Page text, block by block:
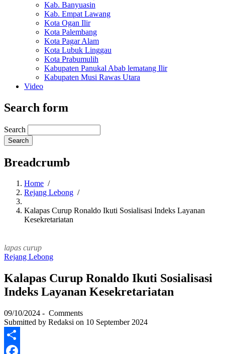
Kab. Banyuasin
Kab. Empat Lawang
Kota Ogan Ilir
Kota Palembang
Kota Pagar Alam
Kota Lubuk Linggau
Kota Prabumulih
Kabupaten Panukal Abab lematang Ilir
Kabupaten Musi Rawas Utara
Video
Search form
Search
Breadcrumb
Home /
Rejang Lebong /
Kalapas Curup Ronaldo Ikuti Sosialisasi Indeks Layanan
Kesekretariatan
lapas curup
Rejang Lebong
Kalapas Curup Ronaldo Ikuti Sosialisasi
Indeks Layanan Kesekretariatan
09/10/2024 - Comments
Submitted by Redaksi on 10 September 2024
Share